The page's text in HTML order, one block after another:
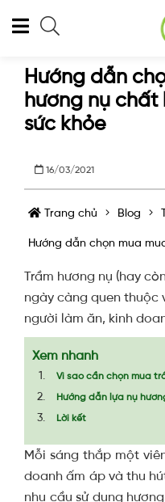
Hướng dẫn
hương nụ
sức khỏe
16/03/2021
Trang chủ Blog
Hướng dẫn chọn mua
Trầm hương nụ (hay
ngày càng quen thuộc
người làm ăn, kinh
Xem nhanh
Vì sao cần chọn mua
Hướng dẫn lựa nụ
Lời kết
Mỗi sáng thắp một
doanh ấm áp và thu
nhu cầu sử dụng